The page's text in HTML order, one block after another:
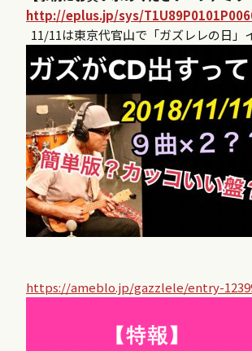
http://eplus.jp/sys/
11/11は東京代官山で「ガズレレの日」
https://ameblo.jp/gazzlele/entry-